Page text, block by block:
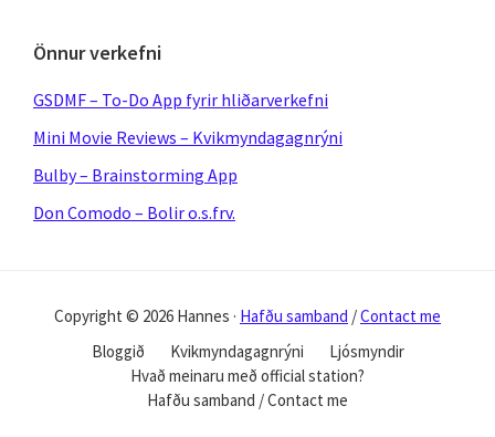
Önnur verkefni
GSDMF – To-Do App fyrir hliðarverkefni
Mini Movie Reviews – Kvikmyndagagnrýni
Bulby – Brainstorming App
Don Comodo – Bolir o.s.frv.
Copyright © 2026 Hannes · Hafðu samband /Contact me
Bloggið
Kvikmyndagagnrýni
Ljósmyndir
Hvað meinaru með official station?
Hafðu samband / Contact me